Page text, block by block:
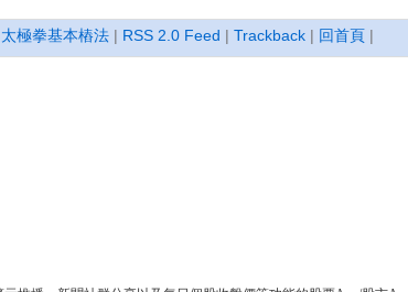
太極拳基本樁法| RSS 2.0 Feed | Trackback| 回首頁|